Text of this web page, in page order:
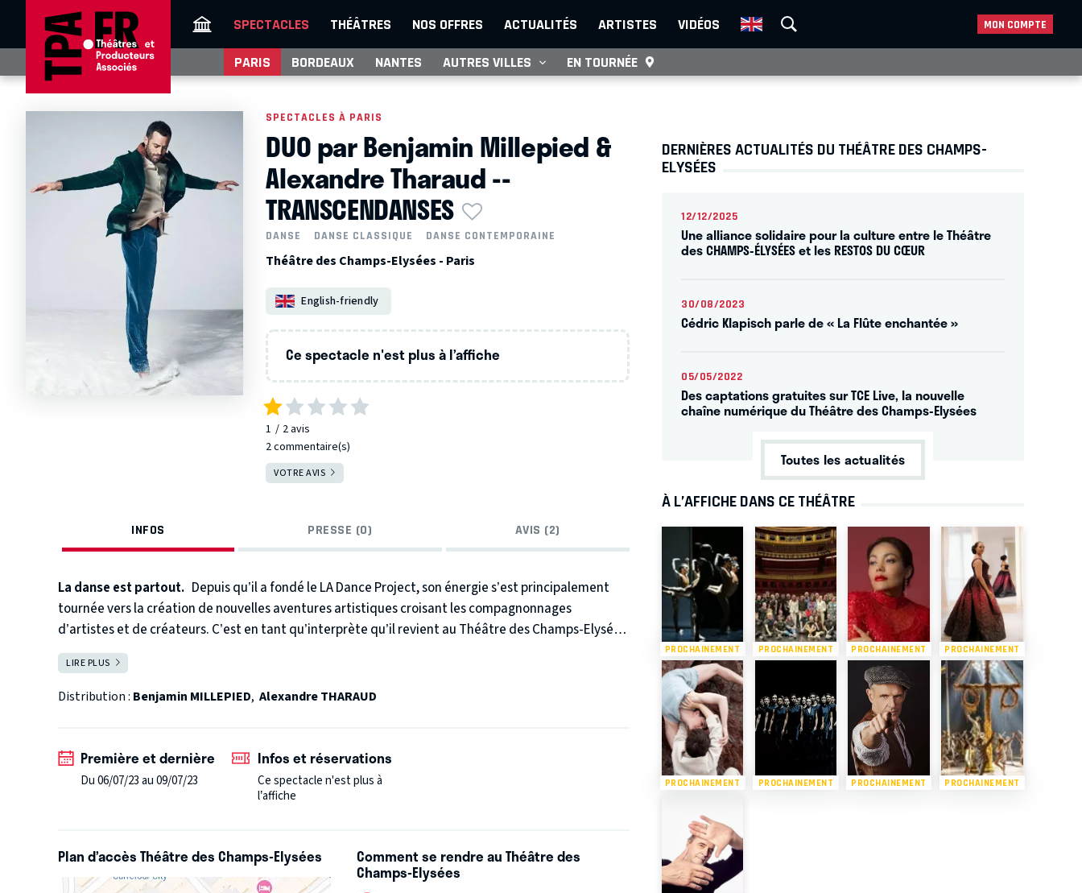
SPECTACLES THÉÂTRES NOS OFFRES ACTUALITÉS ARTISTES VIDÉOS MON COMPTE
PARIS BORDEAUX NANTES AUTRES VILLES EN TOURNÉE
SPECTACLES À PARIS
DUO par Benjamin Millepied &
Alexandre Tharaud --
TRANSCENDANSES
DANSE DANSE CLASSIQUE DANSE CONTEMPORAINE
Théâtre des Champs-Elysées - Paris
English-friendly
Ce spectacle n'est plus à l’affiche
1 2avis
2 commentaire(s)
VOTRE AVIS
INFOS PRESSE (0) AVIS (2)
La danse est partout. Depuis qu’il a fondé le LA Dance Project, son énergie s’est principalement
tournée vers la création de nouvelles aventures artistiques croisant les compagnonnages
d’artistes et de créateurs. C’est en tant qu’interprète qu’il revient au Théâtre des Champs-Elysées
avec le pianiste de rêve Alexandre Tharaud pour offrir toute la complicité de la musique et de la
danse.
LIRE PLUS
Distribution : Benjamin MILLEPIED, Alexandre THARAUD
Première et dernière
Du 06/07/23 au 09/07/23
Infos et réservations
Ce spectacle n'est plus à
l’affiche
Plan d’accès Théâtre des Champs-Elysées Comment se rendre au Théâtre des
Champs-Elysées
DERNIÈRES ACTUALITÉS DU THÉÂTRE DES CHAMPS-
ELYSÉES
12/12/2025
Une alliance solidaire pour la culture entre le Théâtre
des CHAMPS-ÉLYSÉES et les RESTOS DU CŒUR
30/08/2023
Cédric Klapisch parle de « La Flûte enchantée »
05/05/2022
Des captations gratuites sur TCE Live, la nouvelle
chaîne numérique du Théâtre des Champs-Elysées
Toutes les actualités
À L’AFFICHE DANS CE THÉÂTRE
PROCHAINEMENT PROCHAINEMENT PROCHAINEMENT PROCHAINEMENT
PROCHAINEMENT PROCHAINEMENT PROCHAINEMENT PROCHAINEMENT